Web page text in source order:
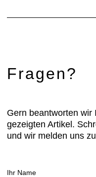
Fragen?
Gern beantworten wir
gezeigten Artikel.
und wir melden uns
Ihr Name